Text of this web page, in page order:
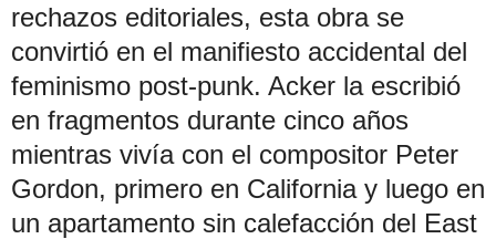
rechazos editoriales, esta obra se
convirtió en el manifiesto accidental del
feminismo post-punk. Acker la escribió
en fragmentos durante cinco años
mientras vivía con el compositor Peter
Gordon, primero en California y luego en
un apartamento sin calefacción del East